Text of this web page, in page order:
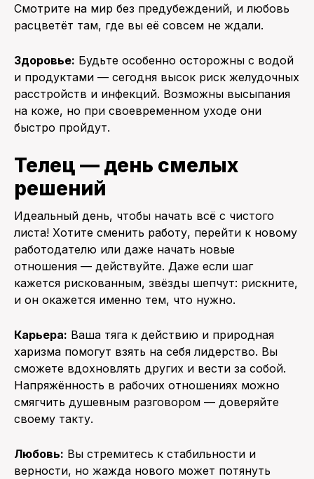
Смотрите на мир без предубеждений, и любовь
расцветёт там, где вы её совсем не ждали.
Здоровье: Будьте особенно осторожны с водой
и продуктами — сегодня высок риск желудочных
расстройств и инфекций. Возможны высыпания
на коже, но при своевременном уходе они
быстро пройдут.
Телец — день смелых
решений
Идеальный день, чтобы начать всё с чистого
листа! Хотите сменить работу, перейти к новому
работодателю или даже начать новые
отношения — действуйте. Даже если шаг
кажется рискованным, звёзды шепчут: рискните,
и он окажется именно тем, что нужно.
Карьера: Ваша тяга к действию и природная
харизма помогут взять на себя лидерство. Вы
сможете вдохновлять других и вести за собой.
Напряжённость в рабочих отношениях можно
смягчить душевным разговором — доверяйте
своему такту.
Любовь: Вы стремитесь к стабильности и
верности, но жажда нового может потянуть